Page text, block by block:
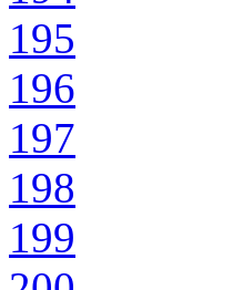
195
196
197
198
199